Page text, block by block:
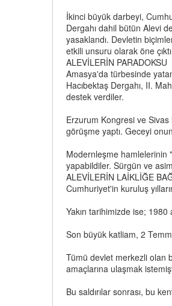
İkinci büyük darbeyi,
Dergahı dahil bütün Alevi
yasaklandı. Devletin
etkili unsuru olarak öne
ALEVİLERİN PARADOKSU
Amasya'da türbesinde
Hacıbektaş Dergahı, II.
destek verdiler.
Erzurum Kongresi ve Sivas
görüşme yaptı. Geceyi
Modernleşme hamlelerinin
yapabildiler. Sürgün ve
ALEVİLERİN LAİKLİĞE
Cumhuriyet'in kuruluş
Yakın tarihimizde ise;
Son büyük katliam, 2
Tümü devlet merkezli olan
amaçlarına ulaşmak
Bu saldırılar sonrası, bu